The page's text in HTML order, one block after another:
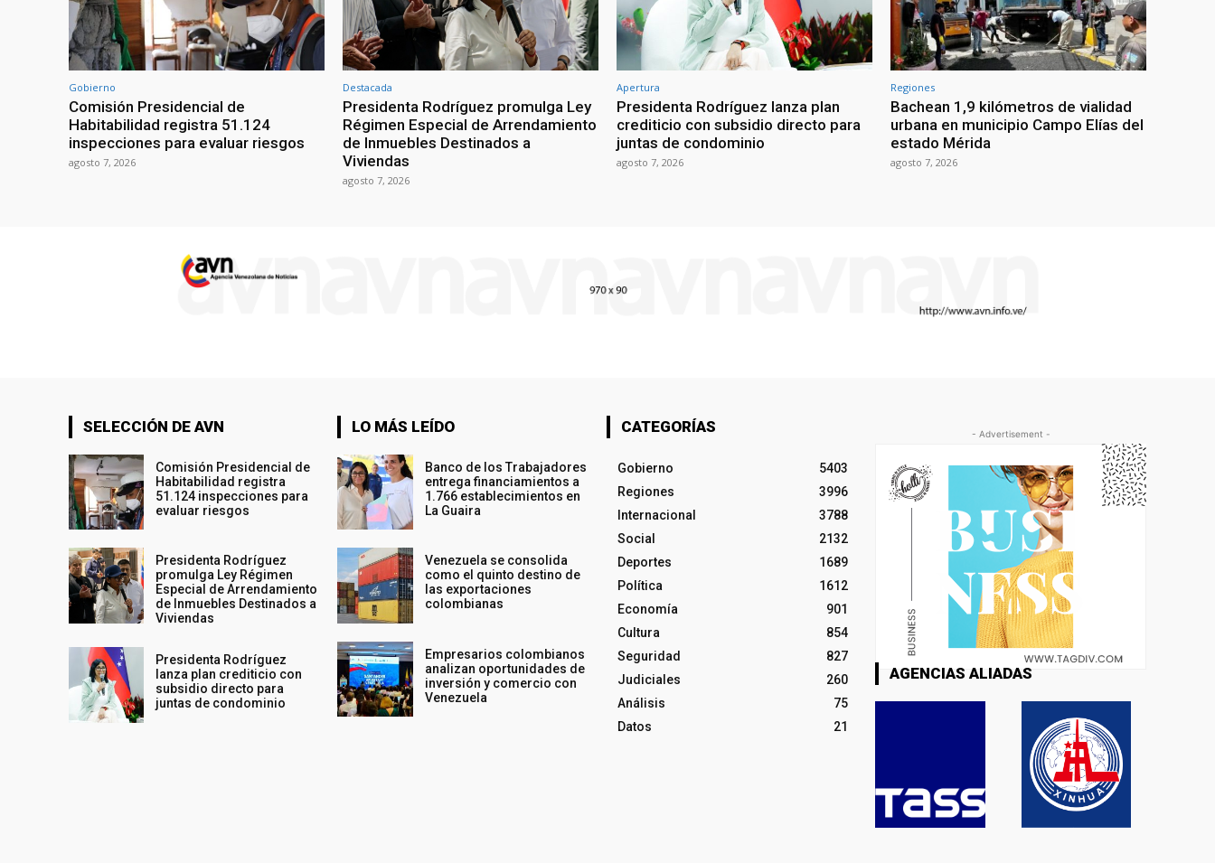
Gobierno
Comisión Presidencial de
Habitabilidad registra 51.124
inspecciones para evaluar riesgos
agosto 7, 2026
Destacada
Presidenta Rodríguez promulga Ley
Régimen Especial de Arrendamiento
de Inmuebles Destinados a
Viviendas
agosto 7, 2026
Apertura
Presidenta Rodríguez lanza plan
crediticio con subsidio directo para
juntas de condominio
agosto 7, 2026
Regiones
Bachean 1,9 kilómetros de vialidad
urbana en municipio Campo Elías del
estado Mérida
agosto 7, 2026
SELECCIÓN DE AVN
Comisión Presidencial de
Habitabilidad registra
51.124 inspecciones para
evaluar riesgos
Presidenta Rodríguez
promulga Ley Régimen
Especial de Arrendamiento
de Inmuebles Destinados a
Viviendas
Presidenta Rodríguez
lanza plan crediticio con
subsidio directo para
juntas de condominio
LO MÁS LEÍDO
Banco de los Trabajadores
entrega financiamientos a
1.766 establecimientos en
La Guaira
Venezuela se consolida
como el quinto destino de
las exportaciones
colombianas
Empresarios colombianos
analizan oportunidades de
inversión y comercio con
Venezuela
CATEGORÍAS
Gobierno
5403
Regiones
3996
Internacional
3788
Social
2132
Deportes
1689
Política
1612
Economía
901
Cultura
854
Seguridad
827
Judiciales
260
Análisis
75
Datos
21
- Advertisement -
AGENCIAS ALIADAS